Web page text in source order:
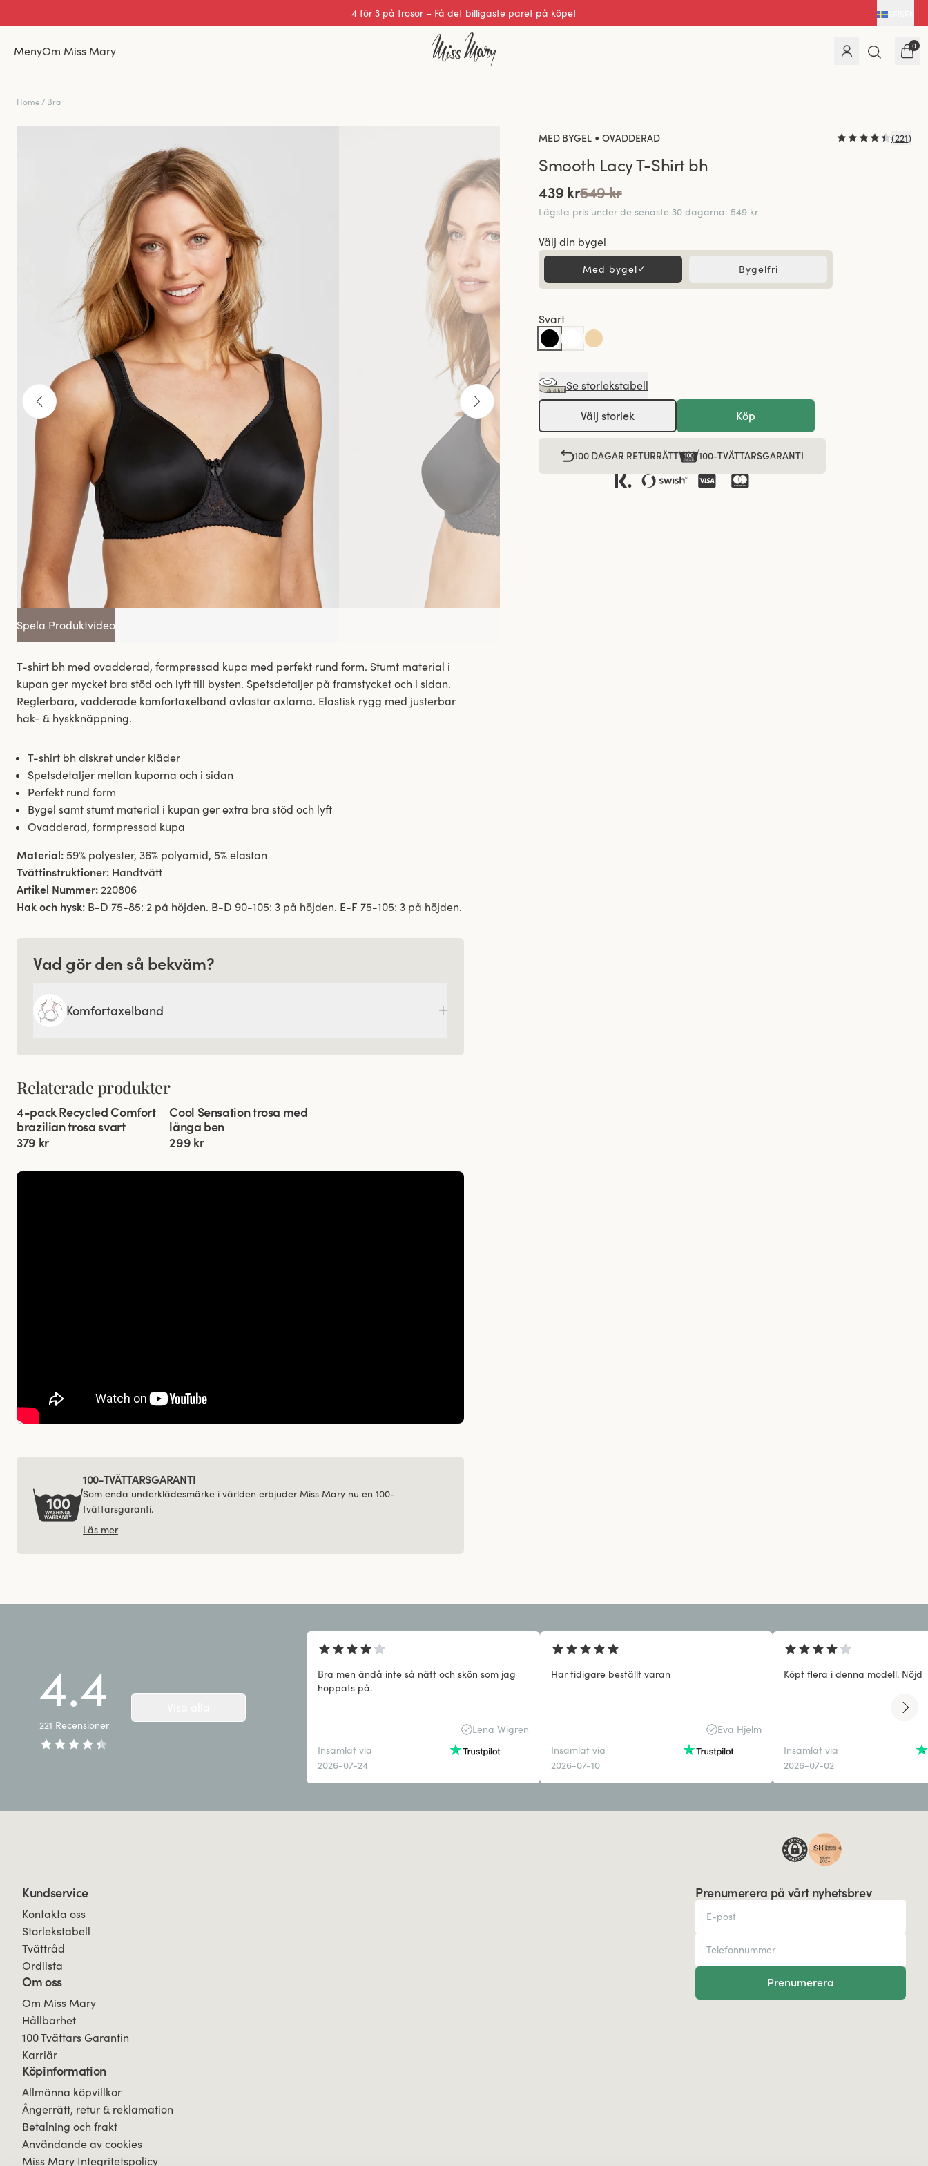
4 för 3 på trosor – Få det billigaste paret på köpet
Utmärkt 0 av 5
MenyOm Miss Mary 0
Home / Bra
Spela Produktvideo
MED BYGEL • OVADDERAD (221)
Smooth Lacy T-Shirt bh
439 kr549 kr
Lägsta pris under de senaste 30 dagarna: 549 kr
Välj din bygel
Med bygel✓ Bygelfri
Svart
Se storlekstabell
Välj storlek Köp
100 DAGAR RETURRÄTT 100-TVÄTTARSGARANTI
T-shirt bh med ovadderad, formpressad kupa med perfekt rund form. Stumt material i
kupan ger mycket bra stöd och lyft till bysten. Spetsdetaljer på framstycket och i sidan.
Reglerbara, vadderade komfortaxelband avlastar axlarna. Elastisk rygg med justerbar
hak- & hyskknäppning.
T-shirt bh diskret under kläder
Spetsdetaljer mellan kuporna och i sidan
Perfekt rund form
Bygel samt stumt material i kupan ger extra bra stöd och lyft
Ovadderad, formpressad kupa
Material: 59% polyester, 36% polyamid, 5% elastan
Tvättinstruktioner: Handtvätt
Artikel Nummer: 220806
Hak och hysk: B-D 75-85: 2 på höjden. B-D 90-105: 3 på höjden. E-F 75-105: 3 på höjden.
Vad gör den så bekväm?
Komfortaxelband
Relaterade produkter
Viewing image 1 of 3
4-pack Recycled Comfort
brazilian trosa svart
379 kr
Viewing image 1 of 4
4 för 3
Cool Sensation trosa med
långa ben
299 kr
100-TVÄTTARSGARANTI
Som enda underklädesmärke i världen erbjuder Miss Mary nu en 100-
tvättarsgaranti.
Läs mer
4.4
221 Recensioner
Bra men ändå inte så nätt och skön som jag
hoppats på.
Lena Wigren
Insamlat via
2026-07-24
Har tidigare beställt varan
Eva Hjelm
Insamlat via
2026-07-10
Köpt flera i denna modell. Nöjd
Insamlat via
2026-07-02
Prenumerera på vårt nyhetsbrev
Prenumerera
Kundservice
Kontakta oss
Storlekstabell
Tvättråd
Ordlista
Om oss
Om Miss Mary
Hållbarhet
100 Tvättars Garantin
Karriär
Köpinformation
Allmänna köpvillkor
Ångerrätt, retur & reklamation
Betalning och frakt
Användande av cookies
Miss Mary Integritetspolicy